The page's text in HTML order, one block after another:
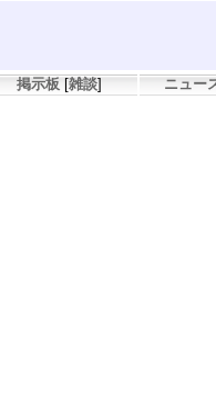
掲示板 [雑談] ニュー